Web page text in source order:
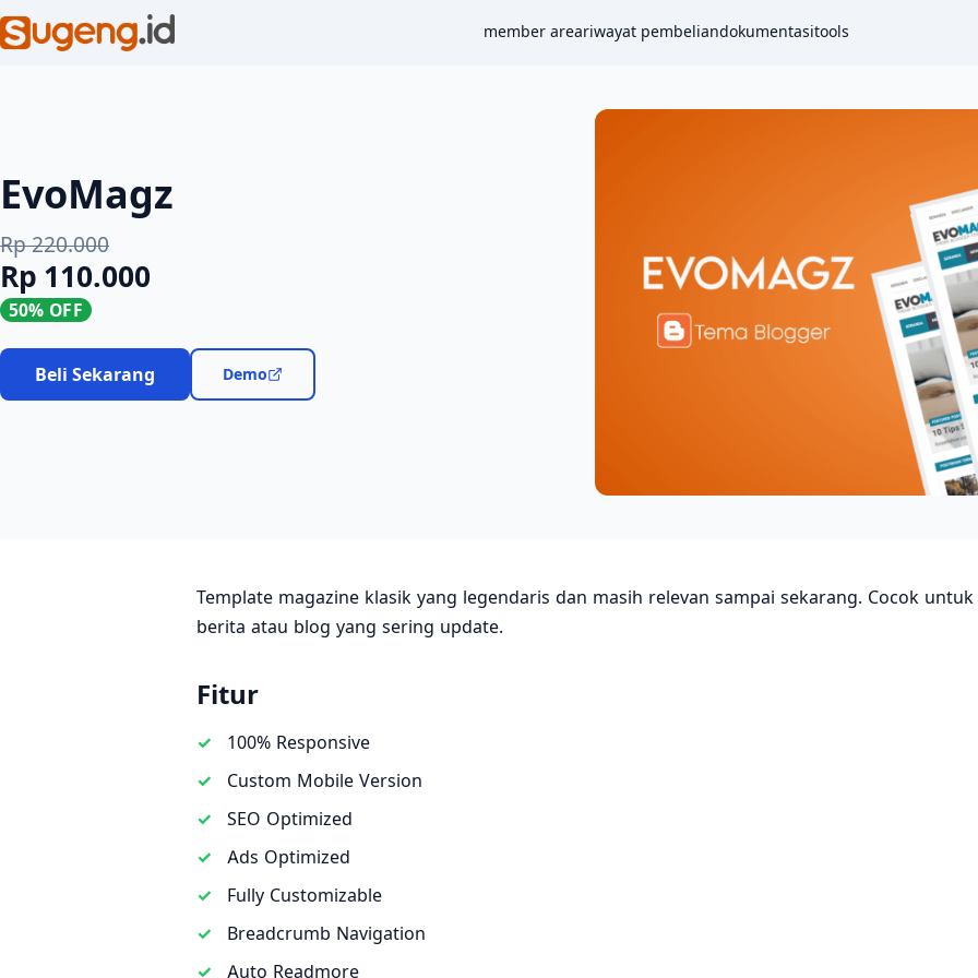
member areariwayat pembeliandokumentasitools
EvoMagz
Rp 220.000
Rp 110.000
50% OFF
Beli Sekarang Demo
Template magazine klasik yang legendaris dan masih relevan sampai sekarang. Cocok
berita atau blog yang sering update.
Fitur
100% Responsive
Custom Mobile Version
SEO Optimized
Ads Optimized
Fully Customizable
Breadcrumb Navigation
Auto Readmore